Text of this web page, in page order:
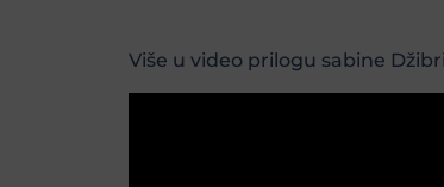
Više u video prilogu sabine